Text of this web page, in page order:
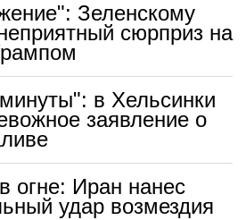
Зеленскому
сюрприз на
в Хельсинки
заявление о
Иран нанес
удар возмездия